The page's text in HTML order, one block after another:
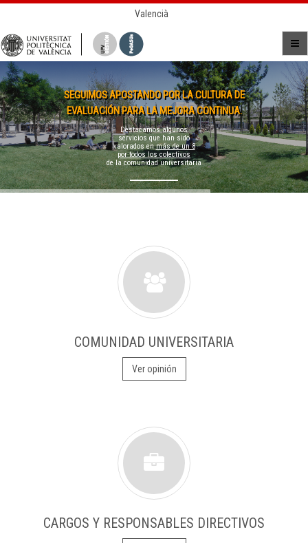
Valencià
SEGUIMOS APOSTANDO POR LA CULTURA DE
EVALUACIÓN PARA LA MEJORA CONTINUA.
Destacamos algunos
servicios que han sido
valorados enmás de un 8
por todos los colectivos
de la comunidad universitaria
COMUNIDAD UNIVERSITARIA
Ver opinión
CARGOS Y RESPONSABLES DIRECTIVOS